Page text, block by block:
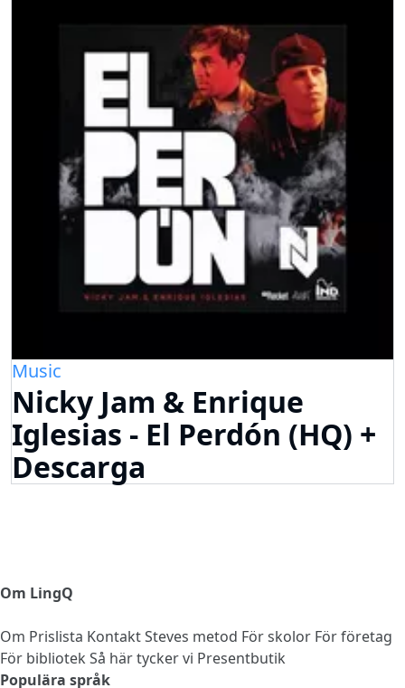
Music
Nicky Jam & Enrique
Iglesias - El Perdón (HQ) +
Descarga
Om LingQ
Om Prislista KontaktSteves metod För skolor För företag
För bibliotek Så här tycker vi Presentbutik
Populära språk